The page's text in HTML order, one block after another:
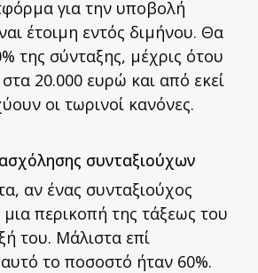
για την υποβολή
έτοιμη εντός διμήνου. Θα
της σύνταξης, μέχρις ότου
20.000 ευρώ και από εκεί
οι τωρινοί κανόνες.
συνταξιούχων
αν ένας συνταξιούχος
μια περικοπή της τάξεως του
του. Μάλιστα επί
το ποσοστό ήταν 60%.